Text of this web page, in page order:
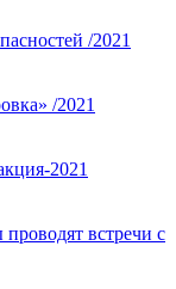
/2021
/2021
2021
встречи с